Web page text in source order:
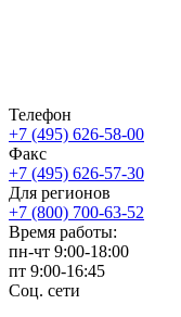
Телефон
+7 (495) 626-58-00
Факс
+7 (495) 626-57-30
Для регионов
+7 (800) 700-63-52
Время работы:
пн-чт 9:00-18:00
пт 9:00-16:45
Соц. сети